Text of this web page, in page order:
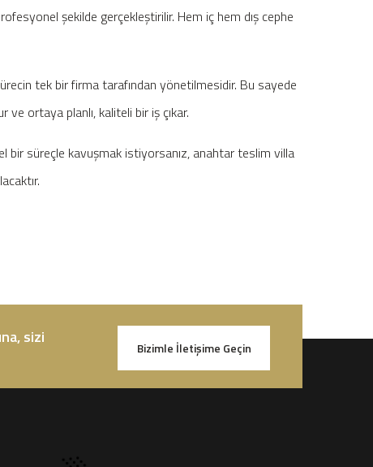
şekilde gerçekleştirilir. Hem iç hem dış cephe
tek bir firma tarafından yönetilmesidir. Bu sayede
ortaya planlı, kaliteli bir iş çıkar.
süreçle kavuşmak istiyorsanız, anahtar teslim villa
sizi
Bizimle İletişime Geçin